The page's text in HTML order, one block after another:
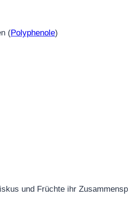
(Polyphenole)
und Früchte ihr